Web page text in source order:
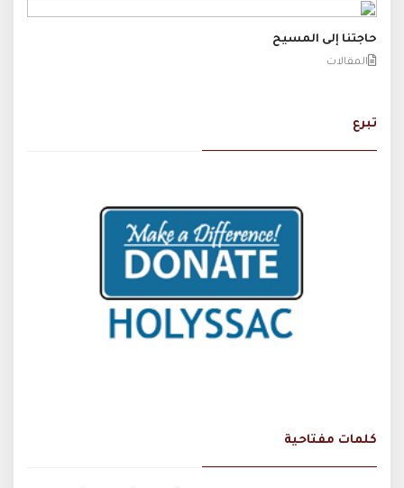
حاجتنا إلى المسيح
المقالات
تبرع
كلمات مفتاحية